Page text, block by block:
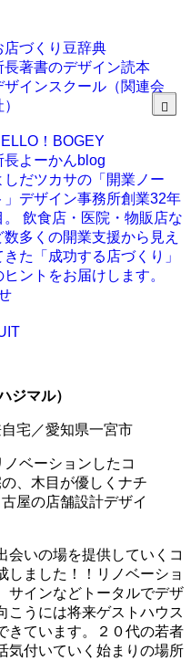
店づくり豆辞典
長著書のデザイン読本
ザインスクール（関連会
！BOGEY
長よーかんblog
しだツカサの「開業ノー
」 デザイン事務所創業32年
。 飲食店・医院・物販店な
数多くの開業支援から見え
きた「成功する店づくり」
ヒントをお届けします。
ジマル）
宅／愛知県一宮市
会いの場を提供していくコ
しました！！リノベーショ
サインなどトータルでデザ
こうには将来ゲストハウス
きています。２０代の若者
気付いていく始まりの場所